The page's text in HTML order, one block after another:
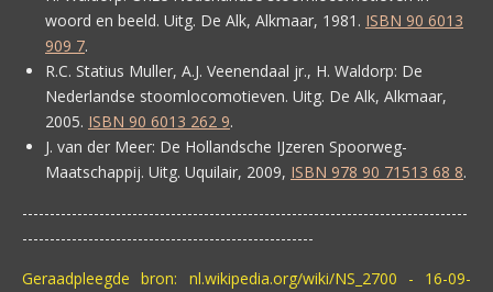
woord en beeld. Uitg. De Alk, Alkmaar, 1981. ISBN 90 6013
909 7.
R.C. Statius Muller, A.J. Veenendaal jr., H. Waldorp: De
Nederlandse stoomlocomotieven. Uitg. De Alk, Alkmaar,
2005. ISBN 90 6013 262 9.
J. van der Meer: De Hollandsche IJzeren Spoorweg-
Maatschappij. Uitg. Uquilair, 2009, ISBN 978 90 71513 68 8.
---------------------------------------------------------------------------------
-----------------------------------------------------
Geraadpleegde bron: nl.wikipedia.org/wiki/NS_2700 - 16-09-